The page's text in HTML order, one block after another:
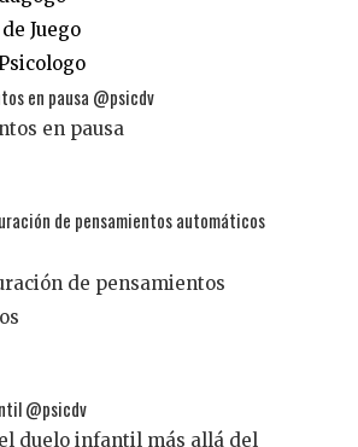
Juego
en pausa
de pensamientos
duelo infantil más allá del